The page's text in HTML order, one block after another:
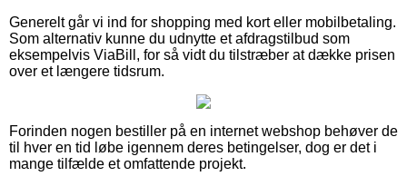
Generelt går vi ind for shopping med kort eller mobilbetaling.
Som alternativ kunne du udnytte et afdragstilbud som
eksempelvis ViaBill, for så vidt du tilstræber at dække prisen
over et længere tidsrum.
Forinden nogen bestiller på en internet webshop behøver de
til hver en tid løbe igennem deres betingelser, dog er det i
mange tilfælde et omfattende projekt.